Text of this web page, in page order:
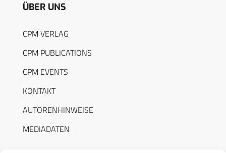
ÜBER UNS
CPM VERLAG
CPM PUBLICATIONS
CPM EVENTS
KONTAKT
AUTORENHINWEISE
MEDIADATEN